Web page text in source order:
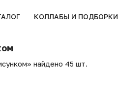
КОЛЛАБЫ И ПОДБОРКИ
найдено 45 шт.